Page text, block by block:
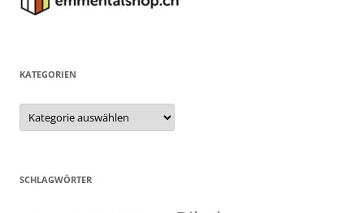
KATEGORIEN
Kategorien
SCHLAGWÖRTER